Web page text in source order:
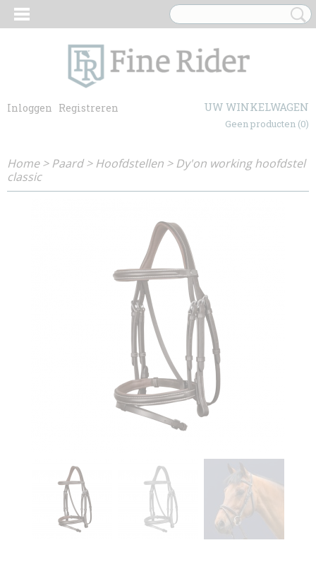
Inloggen Registreren UW WINKELWAGEN
Geen producten (0)
Home>Paard>Hoofdstellen >Dy'on working hoofdstel
classic